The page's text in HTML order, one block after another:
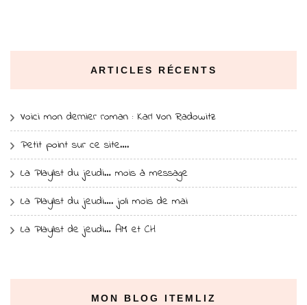
ARTICLES RÉCENTS
Voici mon dernier roman : Karl Von Radowitz
Petit point sur ce site….
La Playlist du jeudi… mois à message
La Playlist du jeudi…. joli mois de mai
La Playlist de jeudi… AM et CH
MON BLOG ITEMLIZ